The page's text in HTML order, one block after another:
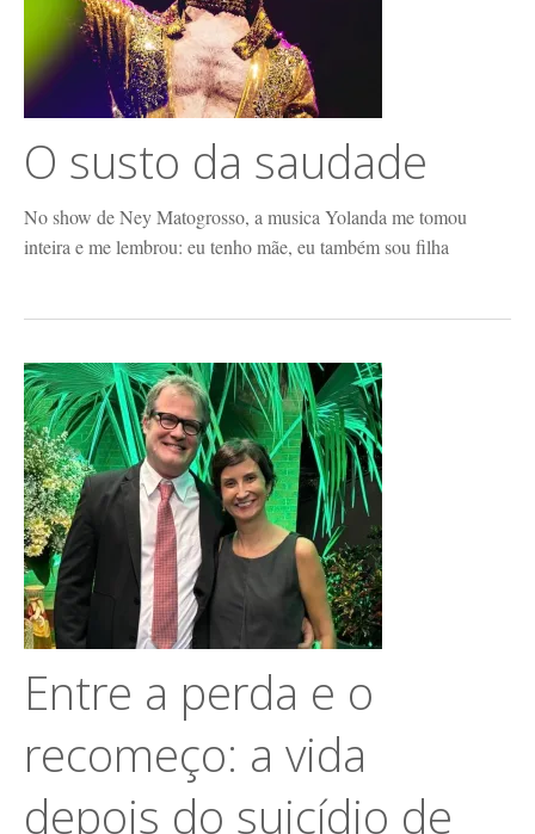
O susto da saudade
No show de Ney Matogrosso, a musica Yolanda me tomou
inteira e me lembrou: eu tenho mãe, eu também sou filha
Entre a perda e o
recomeço: a vida
depois do suicídio de